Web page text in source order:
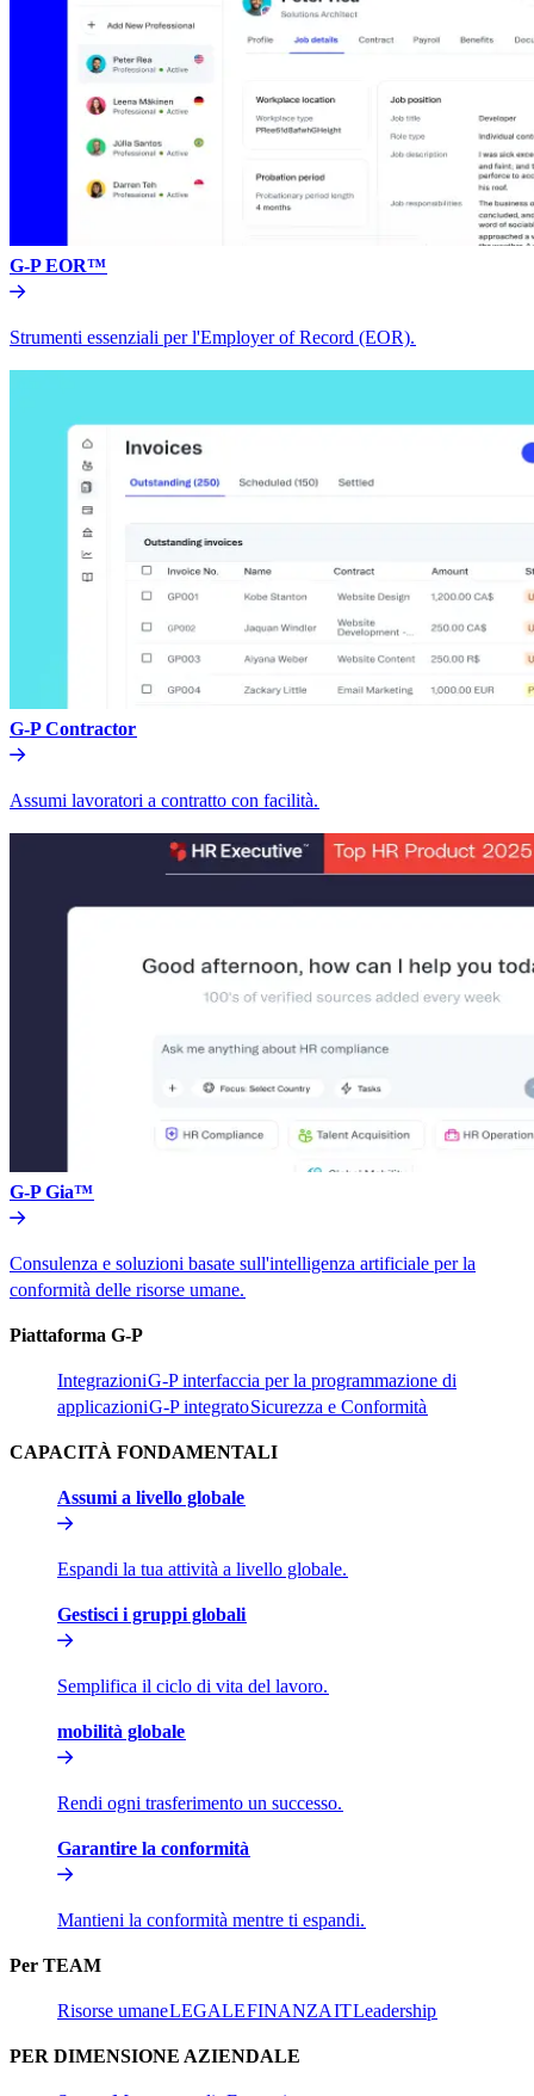
G-P EOR™​​
Strumenti essenziali per l'Employer of Record (EOR).​​
G-P Contractor​​
Assumi lavoratori a contratto con facilità.​​
G-P Gia™​​
Consulenza e soluzioni basate sull'intelligenza artificiale per la
conformità delle risorse umane.​​
Piattaforma G-P​​
Integrazioni​​G-P interfaccia per la programmazione di
applicazioni​​G-P integrato​​Sicurezza e Conformità​​
CAPACITÀ FONDAMENTALI​​
Assumi a livello globale​​
Espandi la tua attività a livello globale.​​
Gestisci i gruppi globali​​
Semplifica il ciclo di vita del lavoro.​​
mobilità globale​​
Rendi ogni trasferimento un successo.​​
Garantire la conformità​​
Mantieni la conformità mentre ti espandi.​​
Per TEAM​​
Risorse umane​​LEGALE​​FINANZA​​IT​​Leadership​​
PER DIMENSIONE AZIENDALE​​